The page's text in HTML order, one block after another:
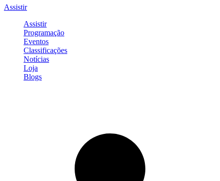
Assistir
Assistir
Programação
Eventos
Classificações
Notícias
Loja
Blogs